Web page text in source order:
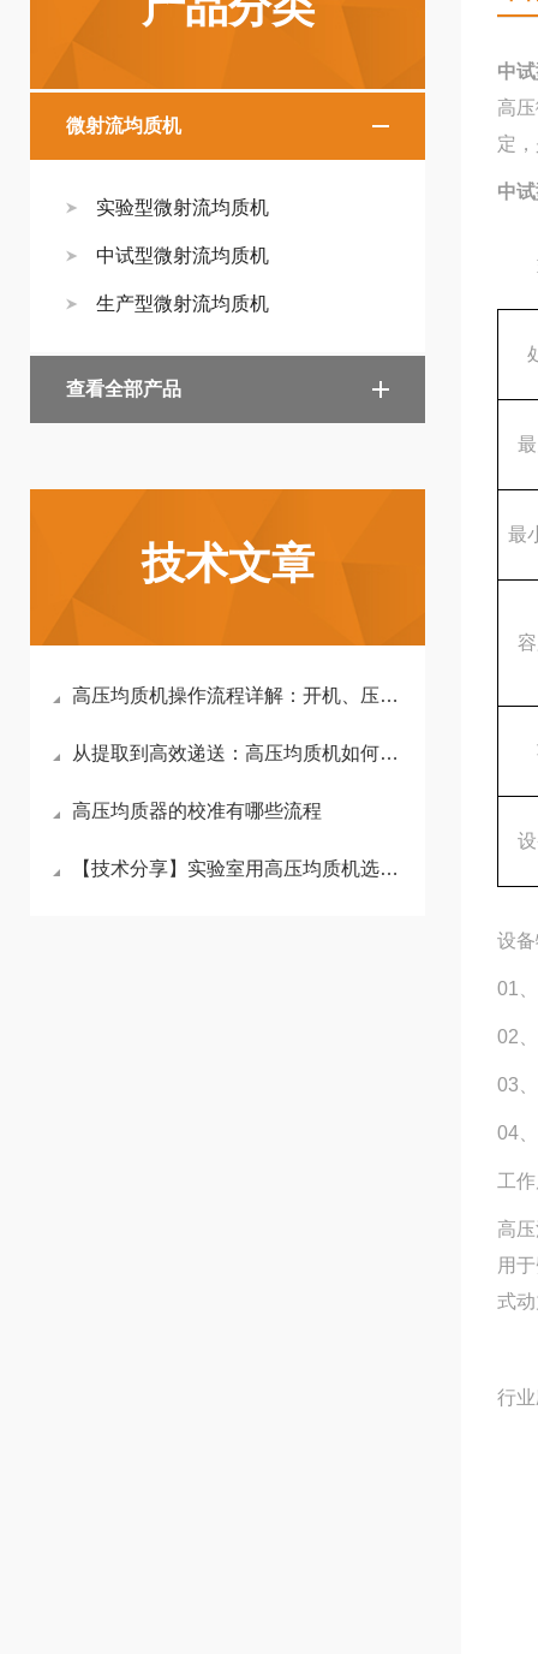
微射流均质机
实验型微射流均质机
中试型微射流均质机
生产型微射流均质机
查看全部产品
技术文章
高压均质机操作流程详解：开机、压力调节与停机注意事项（附安全清单）
从提取到高效递送：高压均质机如何突破姜黄素生物利用度瓶颈
高压均质器的校准有哪些流程
【技术分享】实验室用高压均质机选型指南：压力、流量与物料特性的匹配
中
高
定
中
最
设
01
02
03
04
工
高
用
式
行